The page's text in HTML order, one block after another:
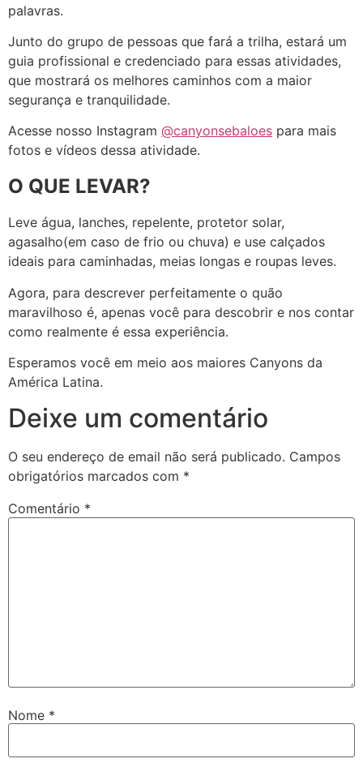
palavras.
Junto do grupo de pessoas que fará a trilha, estará um
guia profissional e credenciado para essas atividades,
que mostrará os melhores caminhos com a maior
segurança e tranquilidade.
Acesse nosso Instagram @canyonsebaloes para mais
fotos e vídeos dessa atividade.
O QUE LEVAR?
Leve água, lanches, repelente, protetor solar,
agasalho(em caso de frio ou chuva) e use calçados
ideais para caminhadas, meias longas e roupas leves.
Agora, para descrever perfeitamente o quão
maravilhoso é, apenas você para descobrir e nos contar
como realmente é essa experiência.
Esperamos você em meio aos maiores Canyons da
América Latina.
Deixe um comentário
O seu endereço de email não será publicado. Campos
obrigatórios marcados com *
Comentário *
Nome *